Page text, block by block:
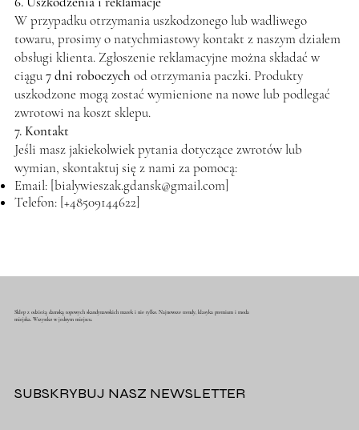
W przypadku otrzymania uszkodzonego lub wadliwego
towaru, prosimy o natychmiastowy kontakt z naszym działem
obsługi klienta. Zgłoszenie reklamacyjne można składać w
ciągu7 dni roboczych od otrzymania paczki. Produkty
uszkodzone mogą zostać wymienione na nowe lub podlegać
zwrotowi na koszt sklepu.
7. Kontakt
Jeśli masz jakiekolwiek pytania dotyczące zwrotów lub
wymian, skontaktuj się z nami za pomocą:
Email: [bialywieszak.gdansk@gmail.com]
Telefon: [+48509144622]
Sklep z odzieżą damską topowych skandynawskich marek i nie tylko. Najnowsze trendy, klasyka premium i moda
miejska. Wszystko w jednym miejscu.
SUBSKRYBUJ NASZ NEWSLETTER